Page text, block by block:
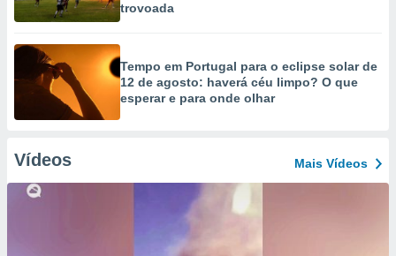
trovoada
Tempo em Portugal para o eclipse solar de
12 de agosto: haverá céu limpo? O que
esperar e para onde olhar
Vídeos Mais Vídeos